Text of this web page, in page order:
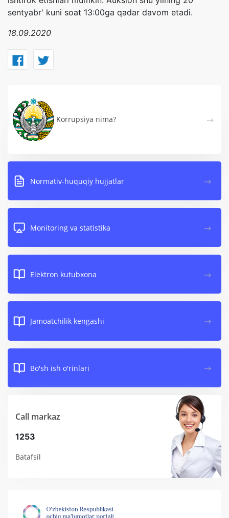
sentyabr' kuni soat 13:00ga qadar davom etadi.
18.09.2020
Korrupsiya nima?
Normativ-huquqiy hujjatlar
Monitoring va statistika
Elektron kutubxona
Jamoatchilik kengashi
Bo'sh ish o'rinlari
Call markaz
1253
Batafsil